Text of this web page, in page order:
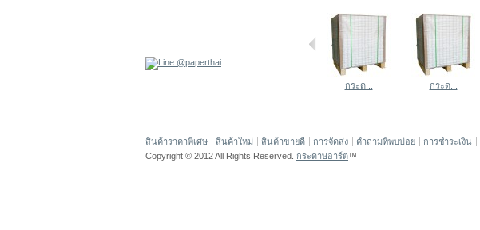
กระด... กระด...
สินค้าราคาพิเศษ สินค้าใหม่ สินค้าขายดี การจัดส่ง คำถามที่พบบ่อย การชำระเงิน
Copyright © 2012 All Rights Reserved. กระดาษอาร์ต™